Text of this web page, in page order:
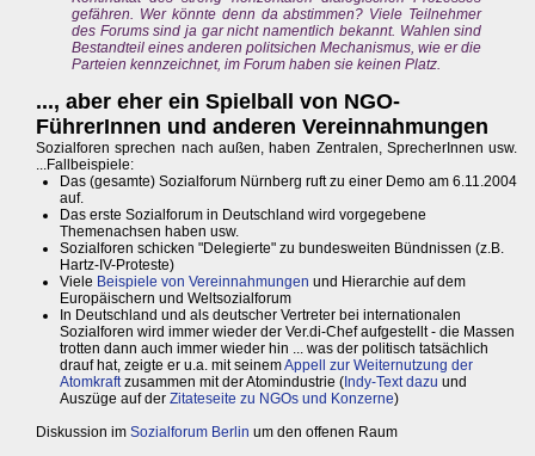
gefähren. Wer könnte denn da abstimmen? Viele Teilnehmer
des Forums sind ja gar nicht namentlich bekannt. Wahlen sind
Bestandteil eines anderen politsichen Mechanismus, wie er die
Parteien kennzeichnet, im Forum haben sie keinen Platz.
..., aber eher ein Spielball von NGO-
FührerInnen und anderen Vereinnahmungen
Sozialforen sprechen nach außen, haben Zentralen, SprecherInnen usw.
...Fallbeispiele:
Das (gesamte) Sozialforum Nürnberg ruft zu einer Demo am 6.11.2004
auf.
Das erste Sozialforum in Deutschland wird vorgegebene
Themenachsen haben usw.
Sozialforen schicken "Delegierte" zu bundesweiten Bündnissen (z.B.
Hartz-IV-Proteste)
Viele Beispiele von Vereinnahmungen und Hierarchie auf dem
Europäischern und Weltsozialforum
In Deutschland und als deutscher Vertreter bei internationalen
Sozialforen wird immer wieder der Ver.di-Chef aufgestellt - die Massen
trotten dann auch immer wieder hin ... was der politisch tatsächlich
drauf hat, zeigte er u.a. mit seinemAppell zur Weiternutzung der
Atomkraftzusammen mit der Atomindustrie ( Indy-Text dazu und
Auszüge auf der Zitateseite zu NGOs und Konzerne)
Diskussion im Sozialforum Berlin um den offenen Raum